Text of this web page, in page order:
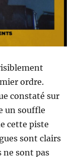
ordre.
constaté sur
un souffle
cette piste
sont clairs
ne sont pas